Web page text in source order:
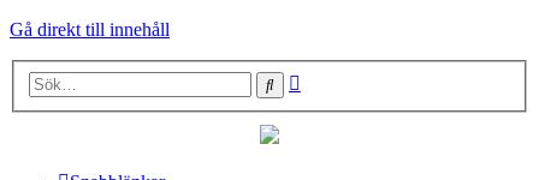
Gå direkt till innehåll
Sök